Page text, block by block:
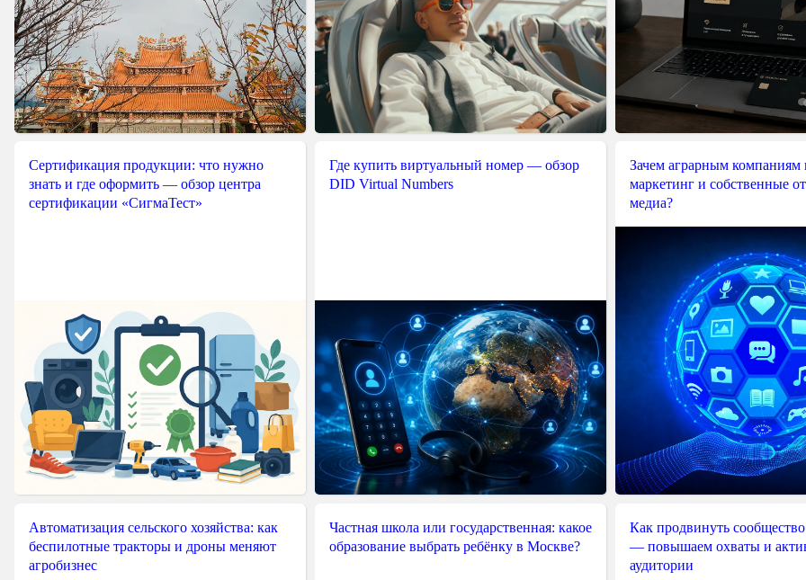
Сертификация продукции: что нужно
знать и где оформить — обзор центра
сертификации «СигмаТест»
Где купить виртуальный номер — обзор
DID Virtual Numbers
Зачем аграрным компаниям
маркетинг и собственные
медиа?
Автоматизация сельского хозяйства: как
беспилотные тракторы и дроны меняют
агробизнес
Частная школа или государственная: какое
образование выбрать ребёнку в Москве?
Как продвинуть
— повышаем охваты и
аудитории